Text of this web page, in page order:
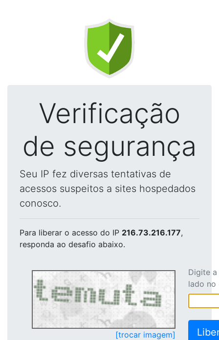
Verificação
de segurança
Seu IP fez diversas tentativas de
acessos suspeitos a sites hospedados
conosco.
Para liberar o acesso do IP 216.73.216.177,
responda ao desafio abaixo.
[trocar imagem]
Digite
lado no